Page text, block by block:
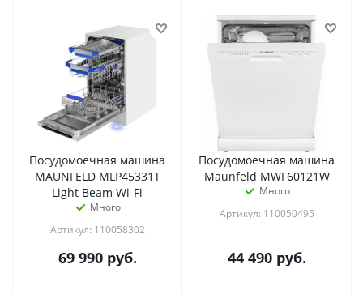
Посудомоечная машина
MAUNFELD MLP45331T
Light Beam Wi-Fi
Много
Артикул: 110058302
69 990руб.
Посудомоечная машина
Maunfeld MWF60121W
Много
Артикул: 110050495
44 490руб.